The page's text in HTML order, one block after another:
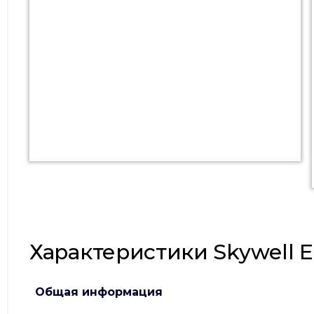
Характеристики Skywell
Общая информация